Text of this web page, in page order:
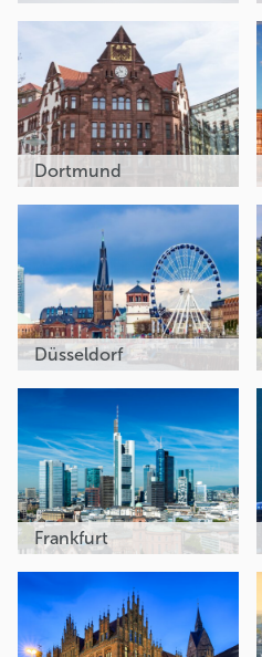
Dortmund
Düsseldorf
Frankfurt